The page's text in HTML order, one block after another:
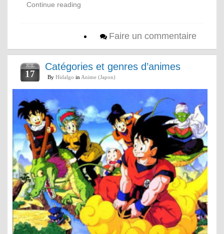
Continue reading
Faire un commentaire
JUIL
17
Catégories et genres d’animes
By Hidalgo in Anime (Japon)